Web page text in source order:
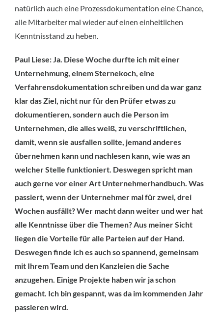
natürlich auch eine Prozessdokumentation eine Chance,
alle Mitarbeiter mal wieder auf einen einheitlichen
Kenntnisstand zu heben.
Paul Liese: Ja. Diese Woche durfte ich mit einer
Unternehmung, einem Sternekoch, eine
Verfahrensdokumentation schreiben und da war ganz
klar das Ziel, nicht nur für den Prüfer etwas zu
dokumentieren, sondern auch die Person im
Unternehmen, die alles weiß, zu verschriftlichen,
damit, wenn sie ausfallen sollte, jemand anderes
übernehmen kann und nachlesen kann, wie was an
welcher Stelle funktioniert. Deswegen spricht man
auch gerne vor einer Art Unternehmerhandbuch. Was
passiert, wenn der Unternehmer mal für zwei, drei
Wochen ausfällt? Wer macht dann weiter und wer hat
alle Kenntnisse über die Themen? Aus meiner Sicht
liegen die Vorteile für alle Parteien auf der Hand.
Deswegen finde ich es auch so spannend, gemeinsam
mit Ihrem Team und den Kanzleien die Sache
anzugehen. Einige Projekte haben wir ja schon
gemacht. Ich bin gespannt, was da im kommenden Jahr
passieren wird.